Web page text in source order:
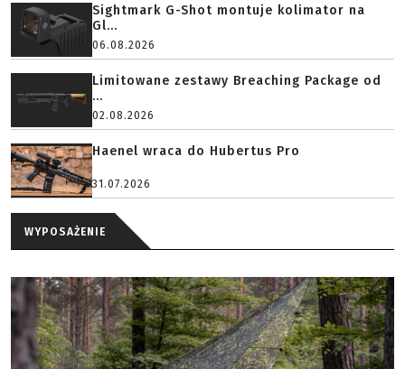
Sightmark G-Shot montuje kolimator na
Gl...
06.08.2026
Limitowane zestawy Breaching Package od
...
02.08.2026
Haenel wraca do Hubertus Pro
31.07.2026
WYPOSAŻENIE